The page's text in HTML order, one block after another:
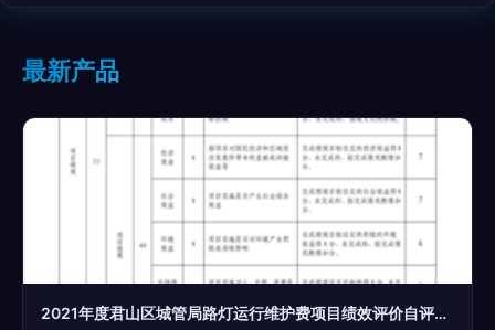
最新产品
2021年度君山区城管局路灯运行维护费项目绩效评价自评报告